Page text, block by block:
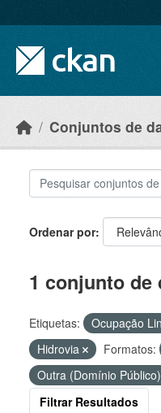
Conjuntos de
Ordenar por
1 conjunto de
Etiquetas: Ocupação
Hidrovia
Formatos:
Outra (Domínio Público)
Filtrar Resultados